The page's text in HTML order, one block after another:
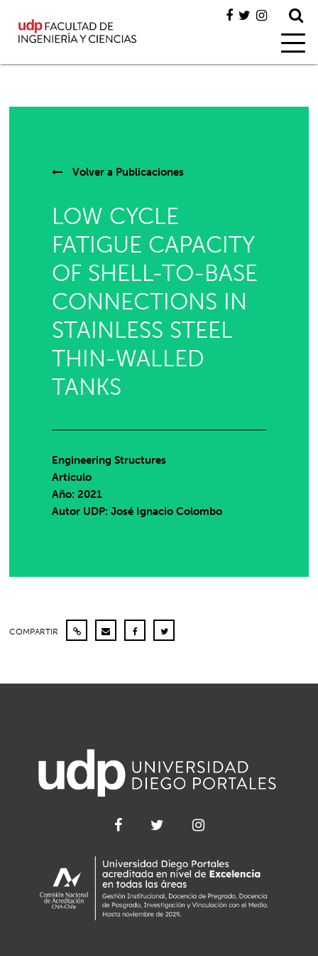
Volver a Publicaciones
LOW CYCLE
FATIGUE CAPACITY
OF SHELL-TO-BASE
CONNECTIONS IN
STAINLESS STEEL
THIN-WALLED
TANKS
Engineering Structures
Artículo
Año: 2021
Autor UDP:José Ignacio Colombo
COMPARTIR